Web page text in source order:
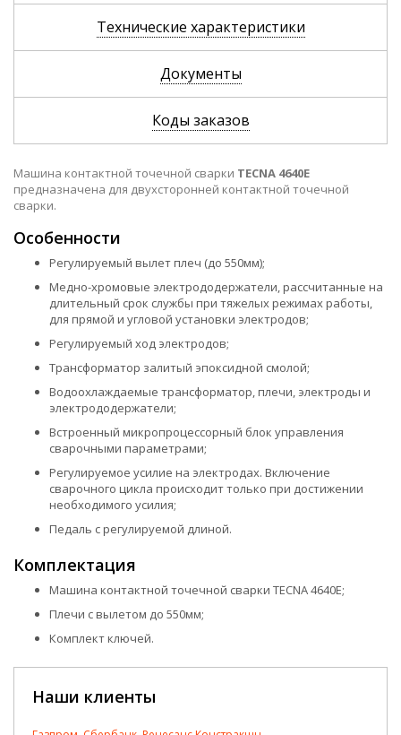
Технические характеристики
Документы
Коды заказов
Машина контактной точечной сварки TECNA 4640E
предназначена для двухсторонней контактной точечной
сварки.
Особенности
Регулируемый вылет плеч (до 550мм);
Медно-хромовые электрододержатели, рассчитанные на
длительный срок службы при тяжелых режимах работы,
для прямой и угловой установки электродов;
Регулируемый ход электродов;
Трансформатор залитый эпоксидной смолой;
Водоохлаждаемые трансформатор, плечи, электроды и
электрододержатели;
Встроенный микропроцессорный блок управления
сварочными параметрами;
Регулируемое усилие на электродах. Включение
сварочного цикла происходит только при достижении
необходимого усилия;
Педаль с регулируемой длиной.
Комплектация
Машина контактной точечной сварки TECNA 4640E;
Плечи с вылетом до 550мм;
Комплект ключей.
Наши клиенты